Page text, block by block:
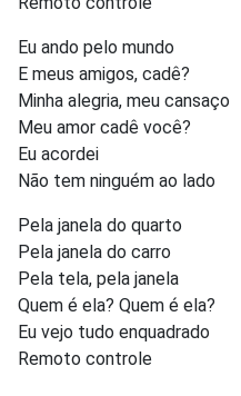
Eu ando pelo mundo
E meus amigos, cadê?
Minha alegria, meu cansaço
Meu amor cadê você?
Eu acordei
Não tem ninguém ao lado
Pela janela do quarto
Pela janela do carro
Pela tela, pela janela
Quem é ela? Quem é ela?
Eu vejo tudo enquadrado
Remoto controle